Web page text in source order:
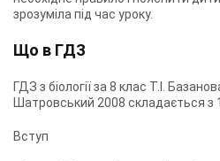
зрозуміла під час уроку.
Що в ГДЗ
ГДЗ з біології за 8 клас Т.І.
Шатровський 2008 складається з
Вступ